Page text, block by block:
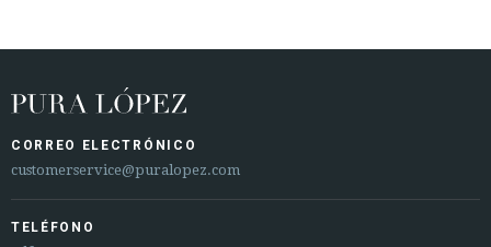
CORREO ELECTRÓNICO
customerservice@puralopez.com
TELÉFONO